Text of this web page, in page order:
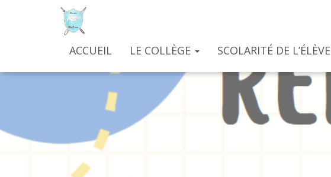
ACCUEIL LE COLLÈGE SCOLARITÉ DE L’ÉLÈVE